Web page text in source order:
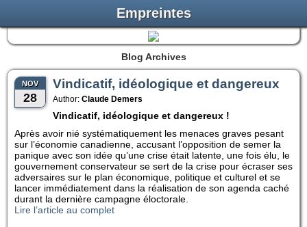
Empreintes
Blog Archives
NOV
28
Vindicatif, idéologique et dangereux
Author: Claude Demers
Vindicatif, idéologique et dangereux !
Après avoir nié systématiquement les menaces graves pesant
sur l’économie canadienne, accusant l’opposition de semer la
panique avec son idée qu’une crise était latente, une fois élu, le
gouvernement conservateur se sert de la crise pour écraser ses
adversaires sur le plan économique, politique et culturel et se
lancer immédiatement dans la réalisation de son agenda caché
durant la dernière campagne éloctorale.
Lire l’article au complet